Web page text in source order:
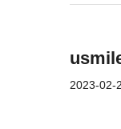
2023-02-